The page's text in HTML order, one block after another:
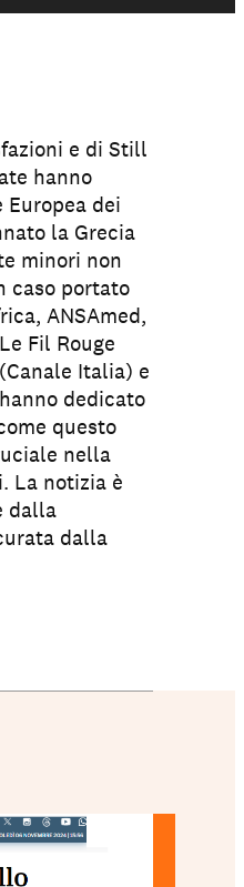
e di Still
hanno
dei
la Grecia
minori non
caso portato
ANSAmed,
Fil Rouge
Italia) e
dedicato
questo
nella
La notizia è
dalla
dalla